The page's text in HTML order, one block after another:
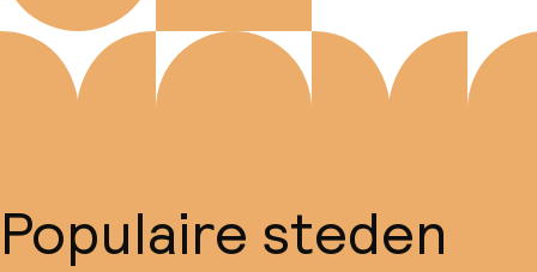
Populaire steden